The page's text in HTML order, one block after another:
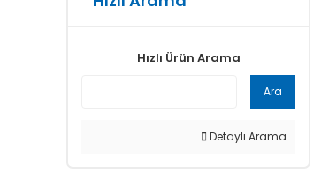
Hızlı Ürün Arama
Ara
Detaylı Arama